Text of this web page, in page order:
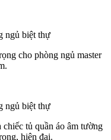
cho phòng ngủ master
tủ quần áo âm tường
hiện đại.